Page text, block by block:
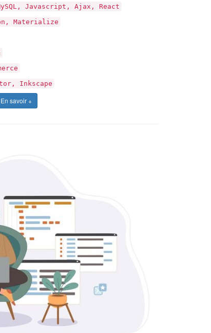
Javascript, Ajax, React
Materialize
Inkscape
En savoir +